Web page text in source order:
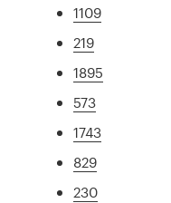
1109
219
1895
573
1743
829
230